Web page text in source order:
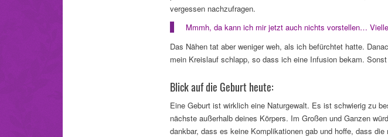
vergessen nachzufragen.
Mmmh, da kann ich mir jetzt auch nichts vorstellen…
Das Nähen tat aber weniger weh, als ich befürchtet hatte.
mein Kreislauf schlapp, so dass ich eine Infusion bekam.
Blick auf die Geburt heute:
Eine Geburt ist wirklich eine Naturgewalt. Es ist schwierig zu
nächste außerhalb deines Körpers. Im Großen und Ganzen
dankbar, dass es keine Komplikationen gab und hoffe, dass